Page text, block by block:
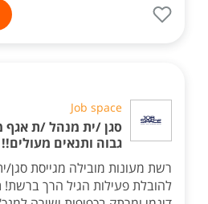
Job space
סגן /ית מנהל /ת אגף
גבוה ותנאים מעולים!!
רשת מעונות מובילה מגייסת
להובלת פעילות הגיל הרך